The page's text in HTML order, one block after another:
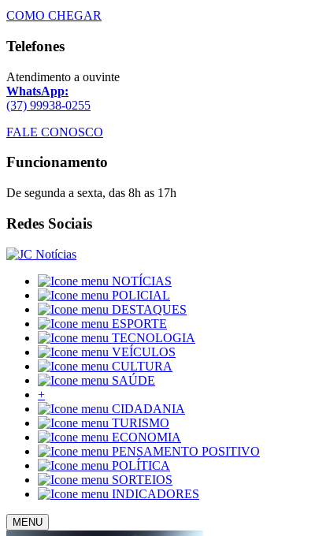
COMO CHEGAR
Telefones
Atendimento a ouvinte
WhatsApp:
(37) 99938-0255
FALE CONOSCO
Funcionamento
De segunda a sexta, das 8h as 17h
Redes Sociais
NOTÍCIAS
POLICIAL
DESTAQUES
ESPORTE
TECNOLOGIA
VEÍCULOS
CULTURA
SAÚDE
+
CIDADANIA
TURISMO
ECONOMIA
PENSAMENTO POSITIVO
POLÍTICA
SORTEIOS
INDICADORES
MENU